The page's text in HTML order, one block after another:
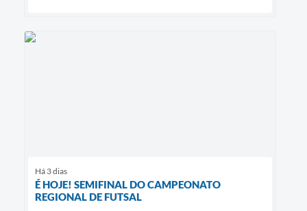
Há 3 dias
É HOJE! SEMIFINAL DO CAMPEONATO
REGIONAL DE FUTSAL